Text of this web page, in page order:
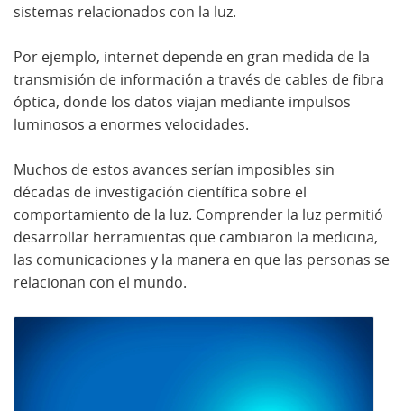
sistemas relacionados con la luz.
Por ejemplo, internet depende en gran medida de la
transmisión de información a través de cables de fibra
óptica, donde los datos viajan mediante impulsos
luminosos a enormes velocidades.
Muchos de estos avances serían imposibles sin
décadas de investigación científica sobre el
comportamiento de la luz. Comprender la luz permitió
desarrollar herramientas que cambiaron la medicina,
las comunicaciones y la manera en que las personas se
relacionan con el mundo.